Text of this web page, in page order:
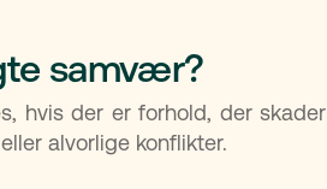
samvær?
hvis der er forhold, der
alvorlige konflikter.